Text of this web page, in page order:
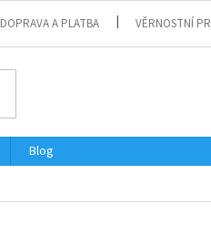
DOPRAVA A PLATBA VĚRNOSTNÍ
Blog